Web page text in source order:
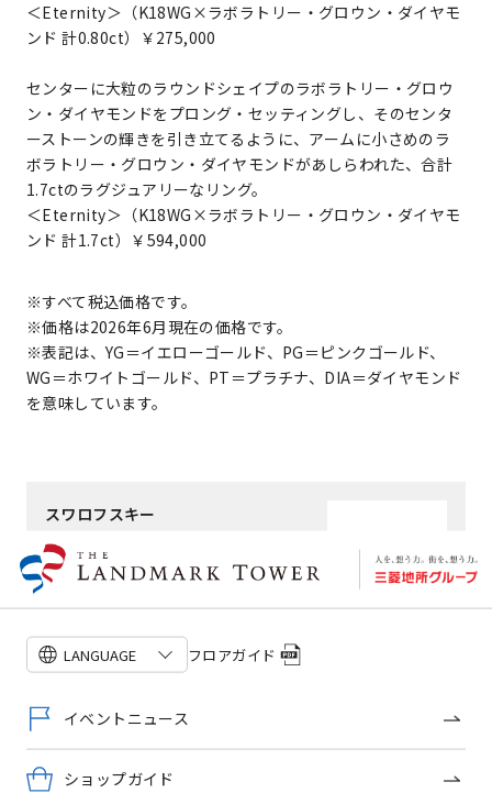
LANGUAGE フロアガイド
イベントニュース
ショップガイド
＜Eternity＞（K18WG×ラボラトリー・グロウン・ダイヤモ
ンド 計0.80ct）￥275,000
センターに大粒のラウンドシェイプのラボラトリー・グロウ
ン・ダイヤモンドをプロング・セッティングし、そのセンタ
ーストーンの輝きを引き立てるように、アームに小さめのラ
ボラトリー・グロウン・ダイヤモンドがあしらわれた、合計
1.7ctのラグジュアリーなリング。
＜Eternity＞（K18WG×ラボラトリー・グロウン・ダイヤモ
ンド 計1.7ct）￥594,000
※すべて税込価格です。
※価格は2026年6月現在の価格です。
※表記は、YG＝イエローゴールド、PG＝ピンクゴールド、
WG＝ホワイトゴールド、PT＝プラチナ、DIA＝ダイヤモンド
を意味しています。
スワロフスキー
ショップ詳細
OFFICIAL SNS